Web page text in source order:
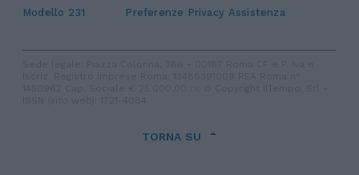
Modello 231
Preferenze Privacy Assistenza
TORNA SU